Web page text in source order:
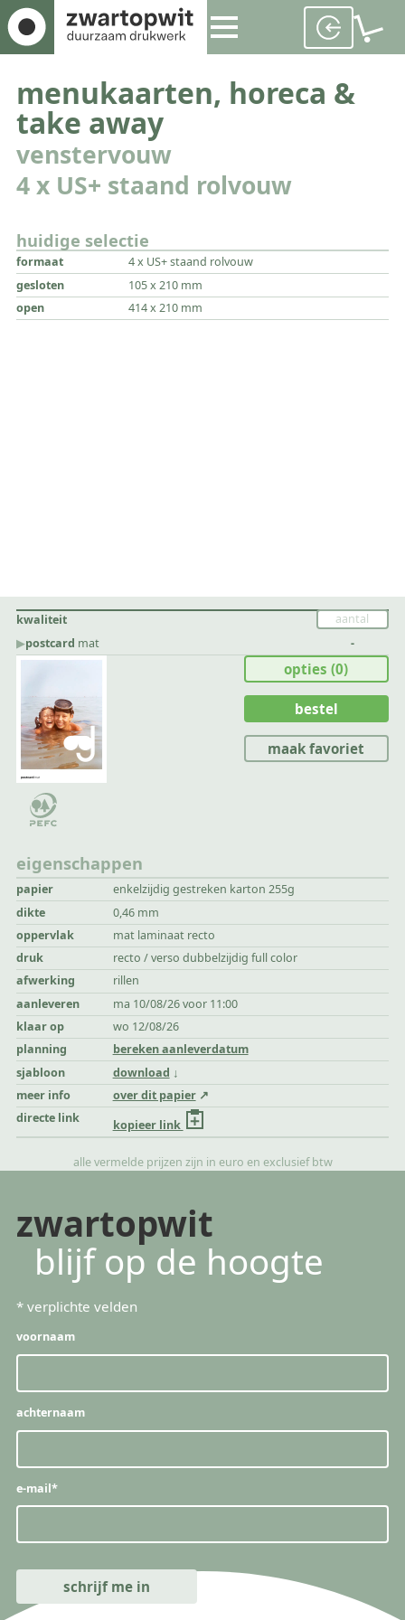
menukaarten, horeca &
take away
venstervouw
4 x US+ staand rolvouw
huidige selectie
formaat
4 x US+ staand rolvouw
gesloten
105 x 210 mm
open
414 x 210 mm
kwaliteit
▶︎postcard mat -
eigenschappen
papier
enkelzijdig gestreken karton 255g
dikte
0,46 mm
oppervlak
mat laminaat recto
druk
recto / verso dubbelzijdig full color
afwerking
rillen
aanleveren
ma 10/08/26 voor 11:00
klaar op
wo 12/08/26
planning
bereken aanleverdatum
sjabloon
download
meer info
over dit papier
directe link
kopieer link
opties(0)
bestel
maak favoriet
alle vermelde prijzen zijn in euro en exclusief btw
zwartopwit
blijf op de hoogte
* verplichte velden
voornaam
achternaam
e-mail*